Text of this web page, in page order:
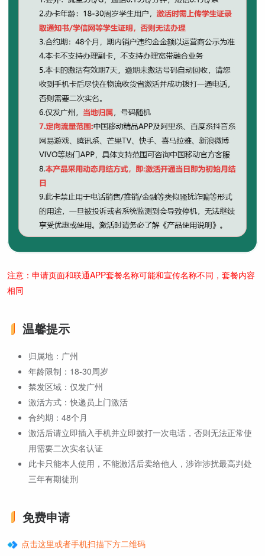
注意：申请页面和联通APP套餐名称可能和宣传名称不同，套餐内容
相同
温馨提示
归属地：广州
年龄限制：18-30周岁
禁发区域：仅发广州
激活方式：快递员上门激活
合约期：48个月
激活后请立即插入手机并立即拨打一次电话，否则无法正常使
用需要二次实名认证
此卡只能本人使用，不能激活后卖给他人，涉诈涉扰最高判处
三年有期徒刑
免费申请
点击这里或者手机扫描下方二维码